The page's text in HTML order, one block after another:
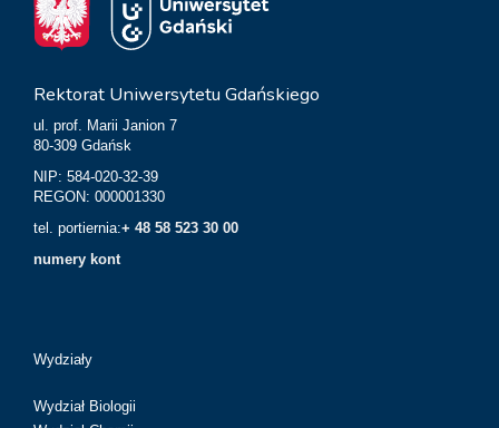
Rektorat Uniwersytetu Gdańskiego
ul. prof. Marii Janion 7
80-309 Gdańsk
NIP: 584-020-32-39
REGON: 000001330
tel. portiernia:+ 48 58 523 30 00
numery kont
Wydziały
Wydział Biologii